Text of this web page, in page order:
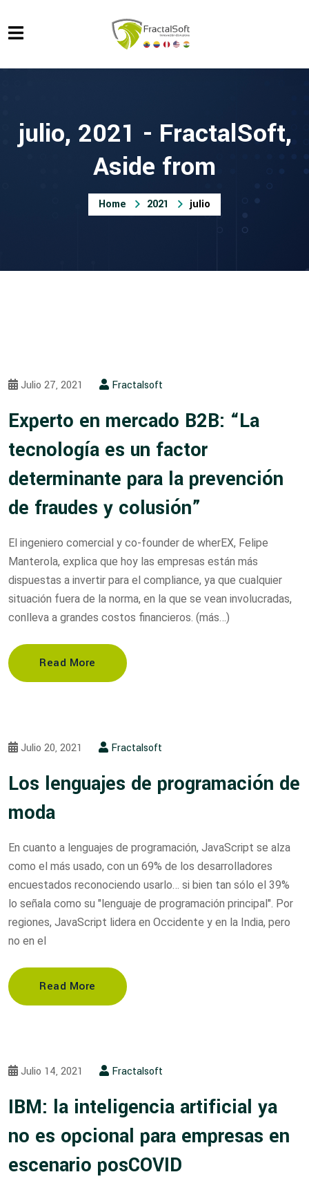
julio, 2021 - FractalSoft,
Aside from
Home 2021 julio
Julio 27, 2021 Fractalsoft
Experto en mercado B2B: “La
tecnología es un factor
determinante para la prevención
de fraudes y colusión”
El ingeniero comercial y co-founder de wherEX, Felipe
Manterola, explica que hoy las empresas están más
dispuestas a invertir para el compliance, ya que cualquier
situación fuera de la norma, en la que se vean involucradas,
conlleva a grandes costos financieros. (más…)
Read More
Julio 20, 2021 Fractalsoft
Los lenguajes de programación de
moda
En cuanto a lenguajes de programación, JavaScript se alza
como el más usado, con un 69% de los desarrolladores
encuestados reconociendo usarlo… si bien tan sólo el 39%
lo señala como su "lenguaje de programación principal". Por
regiones, JavaScript lidera en Occidente y en la India, pero
no en el
Read More
Julio 14, 2021 Fractalsoft
IBM: la inteligencia artificial ya
no es opcional para empresas en
escenario posCOVID